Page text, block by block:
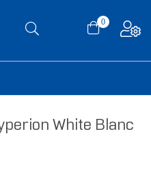
0
White Blanc